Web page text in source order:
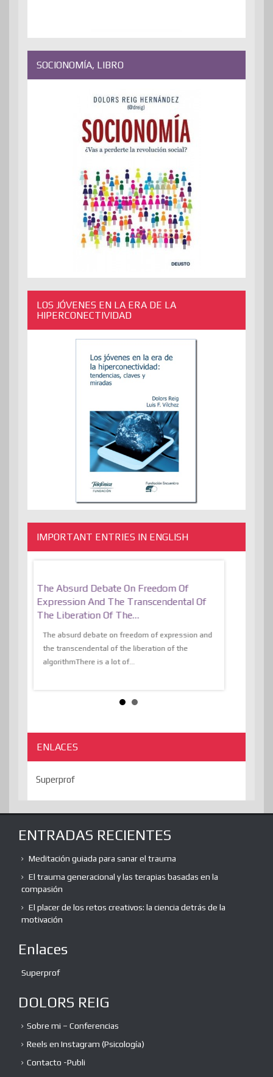
SOCIONOMÍA, LIBRO
LOS JÓVENES EN LA ERA DE LA
HIPERCONECTIVIDAD
IMPORTANT ENTRIES IN ENGLISH
The Absurd Debate On Freedom Of
Expression And The Transcendental Of
The Liberation Of The…
The absurd debate on freedom of expression and
the transcendental of the liberation of the
algorithmThere is a lot of...
ENLACES
Superprof
ENTRADAS RECIENTES
Meditación guiada para sanar el trauma
El trauma generacional y las terapias basadas en la
compasión
El placer de los retos creativos: la ciencia detrás de la
motivación
Enlaces
Superprof
DOLORS REIG
Sobre mi – Conferencias
Reels en Instagram (Psicología)
Contacto -Publi